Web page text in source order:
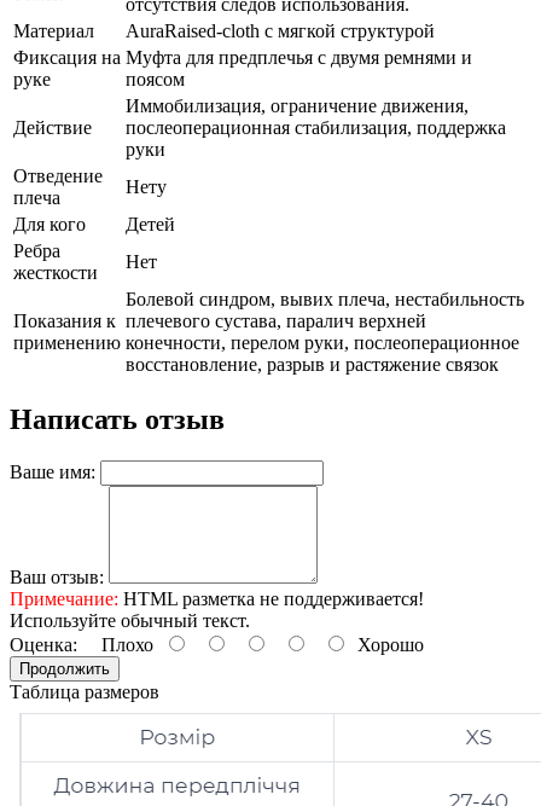
Материал
AuraRaised-cloth с мягкой структурой
Фиксация на
руке
Муфта для предплечья с двумя ремнями и
поясом
Действие
Иммобилизация, ограничение движения,
послеоперационная стабилизация, поддержка
руки
Отведение
плеча
Нету
Для кого
Детей
Ребра
жесткости
Нет
Показания к
применению
Болевой синдром, вывих плеча, нестабильность
плечевого сустава, паралич верхней
конечности, перелом руки, послеоперационное
восстановление, разрыв и растяжение связок
Написать отзыв
Ваше имя:
Ваш отзыв:
Примечание: HTML разметка не поддерживается!
Используйте обычный текст.
Оценка: Плохо Хорошо
Продолжить
Таблица размеров